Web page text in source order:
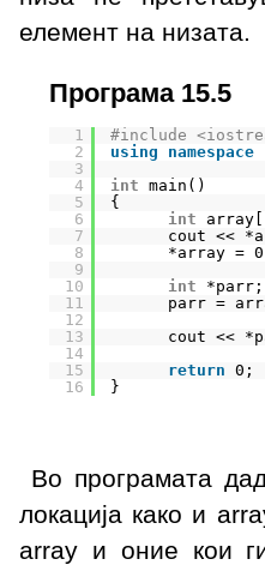
елемент на низата.
Програма 15.5
1
2
3
4
5
6
7
8
9
10
11
12
13
14
15
16
#include
using
namespace
int main()
{
int
cout
int
*parr;
parr =
cout
return 0;
}
Во програмата
локација како и
array и оние кои